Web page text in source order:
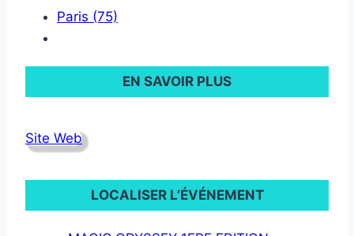
Paris (75)
EN SAVOIR PLUS
Site Web
LOCALISER L’ÉVÉNEMENT